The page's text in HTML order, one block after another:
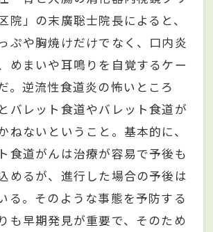
」の末廣聡士院長によると、
ぷや胸焼けだけでなく、口内炎
めまいや耳鳴りを自覚するケー
。逆流性食道炎の怖いところ
バレット食道やバレット食道が
ねないということ。基本的に、
食道がんは治療が容易で予後も
めるが、進行した場合の予後は
る。そのような事態を予防する
も早期発見が重要で、そのため